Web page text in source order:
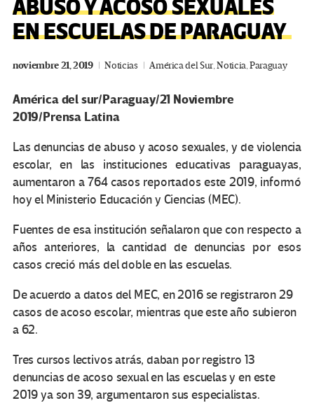
ABUSO Y ACOSO SEXUALES
EN ESCUELAS DE PARAGUAY
noviembre 21, 2019 Noticias América del Sur,Noticia,Paraguay
América del sur/Paraguay/21 Noviembre
2019/Prensa Latina
Las denuncias de abuso y acoso sexuales, y de violencia
escolar, en las instituciones educativas paraguayas,
aumentaron a 764 casos reportados este 2019, informó
hoy el Ministerio Educación y Ciencias (MEC).
Fuentes de esa institución señalaron que con respecto a
años anteriores, la cantidad de denuncias por esos
casos creció más del doble en las escuelas.
De acuerdo a datos del MEC, en 2016 se registraron 29
casos de acoso escolar, mientras que este año subieron
a 62.
Tres cursos lectivos atrás, daban por registro 13
denuncias de acoso sexual en las escuelas y en este
2019 ya son 39, argumentaron sus especialistas.